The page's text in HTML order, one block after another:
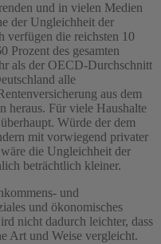
und in vielen Medien
der Ungleichheit der
verfügen die reichsten 10
Prozent des gesamten
als der OECD-Durchschnitt
alle
aus dem
heraus. Für viele Haushalte
Würde der dem
mit vorwiegend privater
die Ungleichheit der
beträchtlich kleiner.
und
und ökonomisches
nicht dadurch leichter, dass
Art und Weise vergleicht.